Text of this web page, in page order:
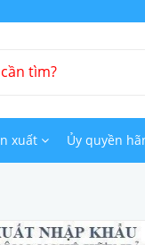
xuất Ủy quyền